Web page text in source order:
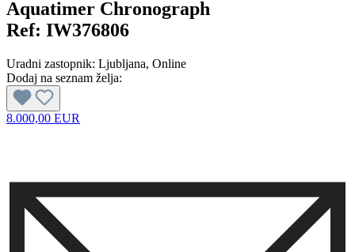
Aquatimer Chronograph
Ref: IW376806
Uradni zastopnik: Ljubljana, Online
Dodaj na seznam želja:
8.000,00 EUR